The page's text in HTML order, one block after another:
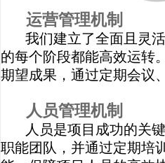
运营管理机制
我们建立了全面且灵
的每个阶段都能高效运转
期望成果，通过定期会议
人员管理机制
人员是项目成功的关
职能团队，并通过定期培